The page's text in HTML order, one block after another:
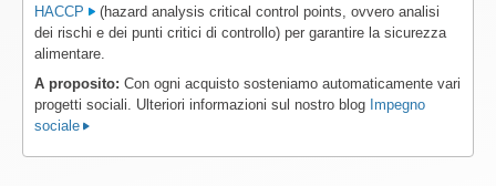
HACCP
(hazard analysis critical control points, ovvero analisi
dei rischi e dei punti critici di controllo) per garantire la sicurezza
alimentare.
A proposito: Con ogni acquisto sosteniamo automaticamente vari
progetti sociali. Ulteriori informazioni sul nostro blog Impegno
sociale